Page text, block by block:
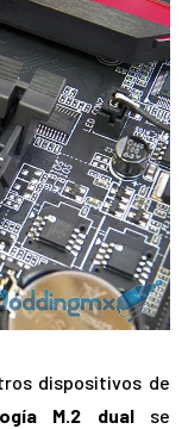
dispositivos de
M.2 dualse